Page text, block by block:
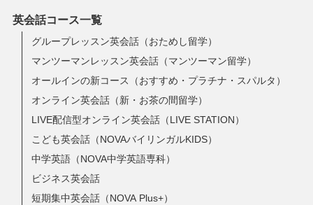
英会話コース一覧
グループレッスン英会話（おためし留学）
マンツーマンレッスン英会話（マンツーマン留学）
オールインの新コース（おすすめ・プラチナ・スパルタ）
オンライン英会話（新・お茶の間留学）
LIVE配信型オンライン英会話（LIVE STATION）
こども英会話（NOVAバイリンガルKIDS）
中学英語（NOVA中学英語専科）
ビジネス英会話
短期集中英会話（NOVA Plus+）